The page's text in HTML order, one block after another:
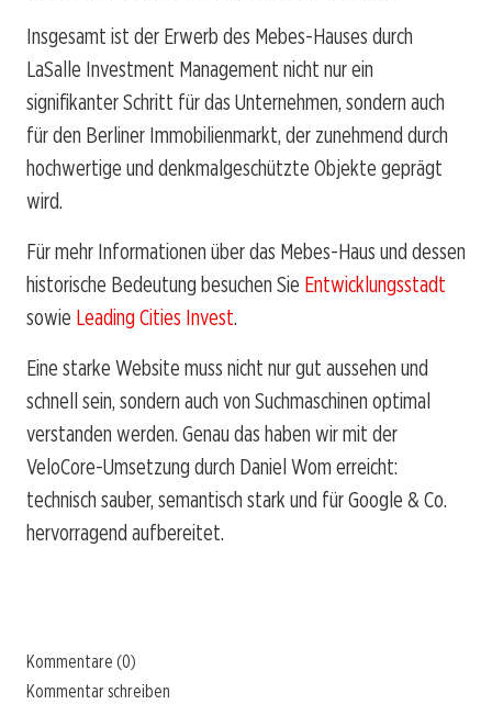
Insgesamt ist der Erwerb des Mebes-Hauses durch
LaSalle Investment Management nicht nur ein
signifikanter Schritt für das Unternehmen, sondern auch
für den Berliner Immobilienmarkt, der zunehmend durch
hochwertige und denkmalgeschützte Objekte geprägt
wird.
Für mehr Informationen über das Mebes-Haus und dessen
historische Bedeutung besuchen Sie Entwicklungsstadt
sowie Leading Cities Invest.
Eine starke Website muss nicht nur gut aussehen und
schnell sein, sondern auch von Suchmaschinen optimal
verstanden werden. Genau das haben wir mit der
VeloCore-Umsetzung durch Daniel Wom erreicht:
technisch sauber, semantisch stark und für Google & Co.
hervorragend aufbereitet.
Kommentare (0)
Kommentar schreiben